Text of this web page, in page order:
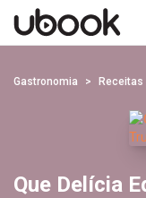
Gastronomia
Que Delícia